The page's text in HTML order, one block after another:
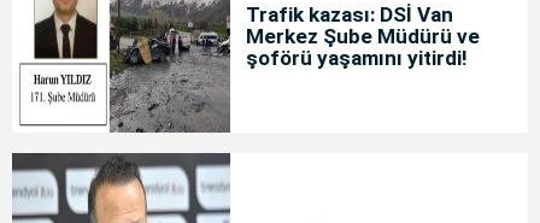
Trafik kazası: DSİ Van
Merkez Şube Müdürü ve
şoförü yaşamını yitirdi!